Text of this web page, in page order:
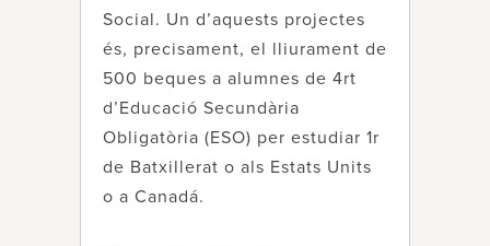
Social. Un d’aquests projectes
és, precisament, el lliurament de
500 beques a alumnes de 4rt
d’Educació Secundària
Obligatòria (ESO) per estudiar 1r
de Batxillerat o als Estats Units
o a Canadá.